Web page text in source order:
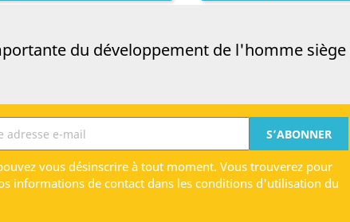
du développement de l'homme siège
vous désinscrire à tout moment. Vous trouverez pour
informations de contact dans les conditions d'utilisation du